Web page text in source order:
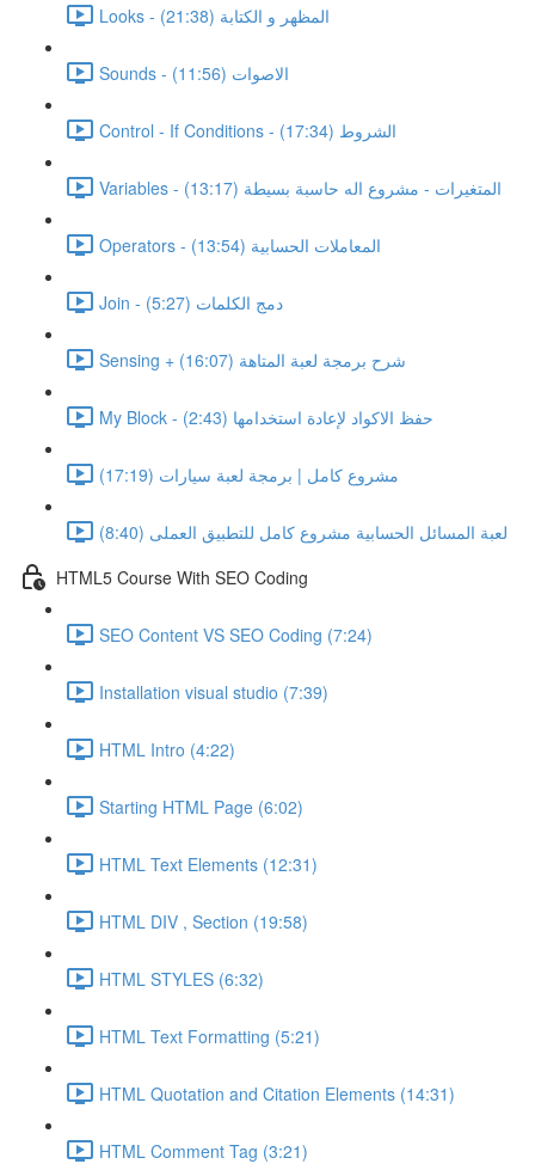
Looks - المظهر و الكتابة (21:38)
Sounds - الاصوات (11:56)
Control - If Conditions - الشروط (17:34)
Variables - المتغيرات - مشروع اله حاسبة بسيطة (13:17)
Operators - المعاملات الحسابية (13:54)
Join - دمج الكلمات (5:27)
Sensing + شرح برمجة لعبة المتاهة (16:07)
My Block - حفظ الاكواد لإعادة استخدامها (2:43)
مشروع كامل | برمجة لعبة سيارات (17:19)
لعبة المسائل الحسابية مشروع كامل للتطبيق العملى (8:40)
HTML5 Course With SEO Coding
SEO Content VS SEO Coding (7:24)
Installation visual studio (7:39)
HTML Intro (4:22)
Starting HTML Page (6:02)
HTML Text Elements (12:31)
HTML DIV , Section (19:58)
HTML STYLES (6:32)
HTML Text Formatting (5:21)
HTML Quotation and Citation Elements (14:31)
HTML Comment Tag (3:21)